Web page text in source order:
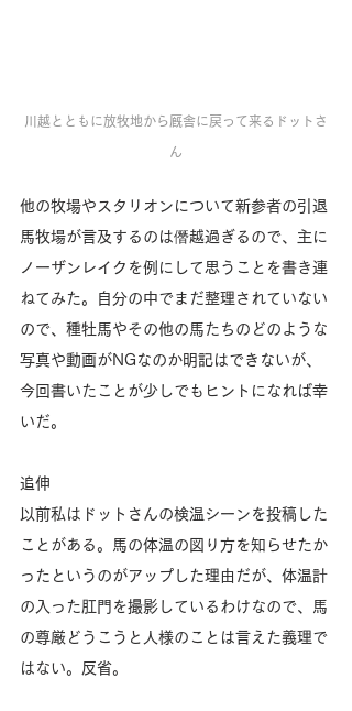
川越とともに放牧地から厩舎に戻って来るドットさ
ん
他の牧場やスタリオンについて新参者の引退
馬牧場が言及するのは僭越過ぎるので、主に
ノーザンレイクを例にして思うことを書き連
ねてみた。自分の中でまだ整理されていない
ので、種牡馬やその他の馬たちのどのような
写真や動画がNGなのか明記はできないが、
今回書いたことが少しでもヒントになれば幸
いだ。
追伸
以前私はドットさんの検温シーンを投稿した
ことがある。馬の体温の図り方を知らせたか
ったというのがアップした理由だが、体温計
の入った肛門を撮影しているわけなので、馬
の尊厳どうこうと人様のことは言えた義理で
はない。反省。